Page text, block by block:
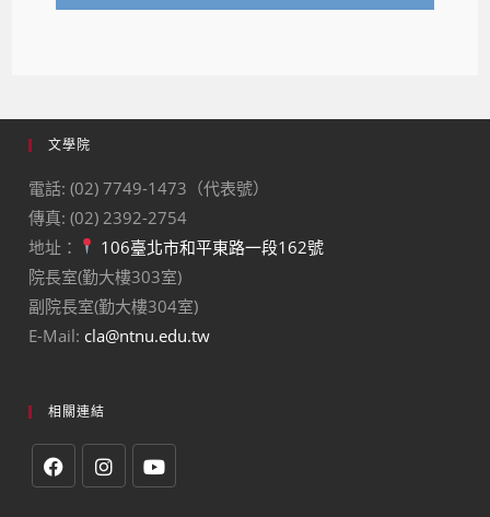
文學院
電話: (02) 7749-1473（代表號）
傳真: (02) 2392-2754
地址：
106臺北市和平東路一段162號
院長室(勤大樓303室)
副院長室(勤大樓304室)
E-Mail: cla@ntnu.edu.tw
相關連結